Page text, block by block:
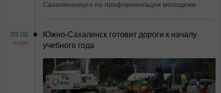
Сахалинэнерго по профориентации молодежи
09:00
вчера
Южно-Сахалинск готовит дороги к началу
учебного года